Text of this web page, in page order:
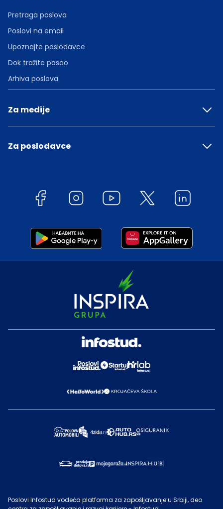
Pretraga poslova
Poslovi na email
Upoznajte poslodavce
Dok tražite posao
Arhiva poslova
Za medije
Za poslodavce
Poslovi Infostud vodeća platforma za zapošljavanje u Srbiji, deo